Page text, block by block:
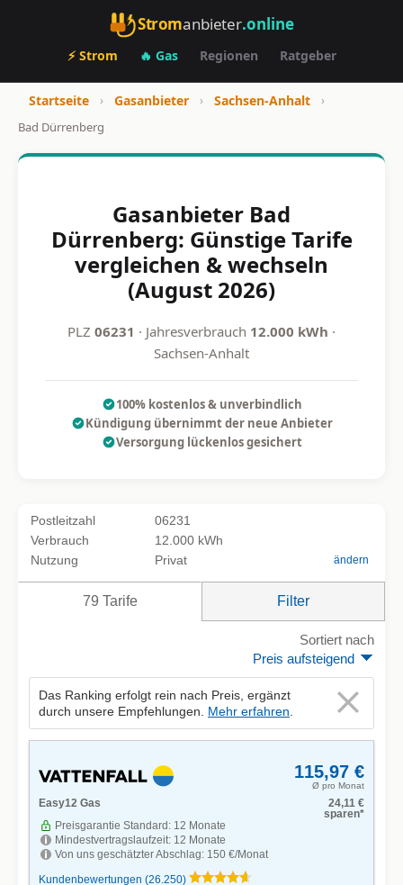
Stromanbieter.online
⚡ Strom 🔥 Gas Regionen Ratgeber
Startseite › Gasanbieter › Sachsen-Anhalt
›
Bad Dürrenberg
Gasanbieter Bad
Dürrenberg: Günstige Tarife
vergleichen & wechseln
(August 2026)
PLZ 06231 · Jahresverbrauch 12.000 kWh ·
Sachsen-Anhalt
100% kostenlos & unverbindlich
Kündigung übernimmt der neue Anbieter
Versorgung lückenlos gesichert